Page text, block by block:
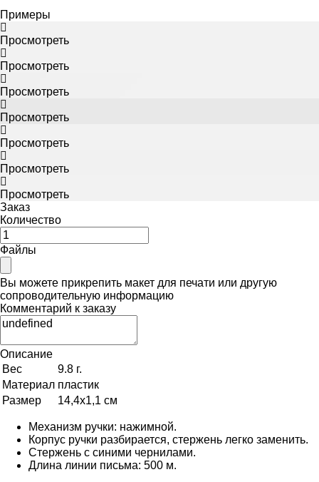
Примеры
Просмотреть
Просмотреть
Просмотреть
Просмотреть
Просмотреть
Просмотреть
Просмотреть
Заказ
Количество
Файлы
Вы можете прикрепить макет для печати или другую
сопроводительную информацию
Комментарий к заказу
Описание
Вес
9.8 г.
Материал пластик
Размер
14,4х1,1 см
Механизм ручки: нажимной.
Корпус ручки разбирается, стержень легко заменить.
Стержень с синими чернилами.
Длина линии письма: 500 м.